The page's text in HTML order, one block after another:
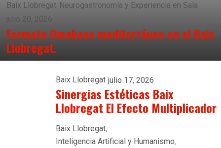
Baix Llobregat Neurogastronomía y Experiencia en Sala
julio 20, 2026
Formato Omakase mediterráneo en el Baix
Llobregat.
Baix Llobregat julio 17, 2026
Sinergias Estéticas Baix
Llobregat El Efecto Multiplicador
Baix Llobregat
Inteligencia Artificial y Humanismo